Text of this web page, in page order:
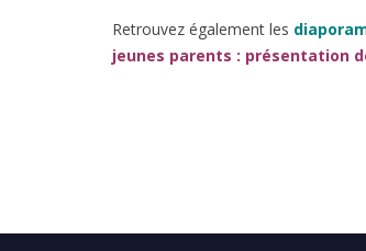
Retrouvez également les
jeunes parents : présentation